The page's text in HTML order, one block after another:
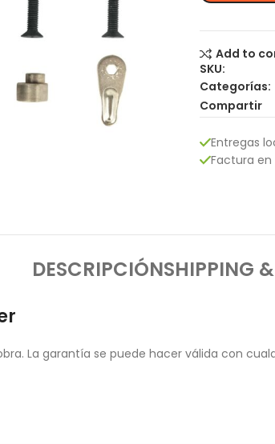
Add to
SKU:
Categorías:
Compartir
Entregas
Factura
DESCRIPCIÓNSHIPPING
La garantía se puede hacer válida con